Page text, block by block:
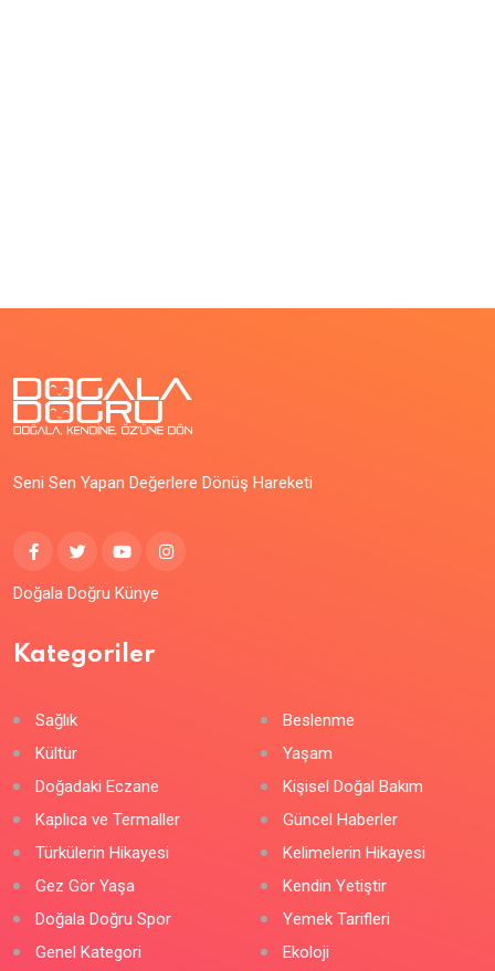
Seni Sen Yapan Değerlere Dönüş Hareketi
Doğala Doğru Künye
Kategoriler
Sağlık
Beslenme
Kültür
Yaşam
Doğadaki Eczane
Kişisel Doğal Bakım
Kaplıca ve Termaller
Güncel Haberler
Türkülerin Hikayesi
Kelimelerin Hikayesi
Gez Gör Yaşa
Kendin Yetiştir
Doğala Doğru Spor
Yemek Tarifleri
Genel Kategori
Ekoloji